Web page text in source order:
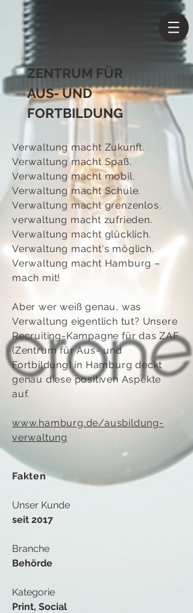
ZENTRUM FÜR
AUS- UND
FORTBILDUNG
Verwaltung macht Zukunft.
Verwaltung macht Spaß.
Verwaltung macht mobil.
Verwaltung macht Schule.
Verwaltung macht grenzenlos.
verwaltung macht zufrieden.
Verwaltung macht glücklich.
Verwaltung macht's möglich.
Verwaltung macht Hamburg –
mach mit!
Aber wer weiß genau, was
Verwaltung eigentlich tut? Unsere
Recruiting-Kampagne für das ZAF
(Zentrum für Aus- und
Fortbildung) in Hamburg deckt
genau diese positiven Aspekte
auf.
www.hamburg.de/ausbildung-
verwaltung
Fakten
Unser Kunde
seit 2017
Branche
Behörde
Kategorie
Print, Social